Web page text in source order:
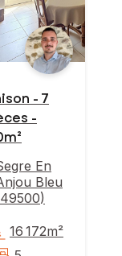
- 7
-
En
Bleu
49500)
16 172m²